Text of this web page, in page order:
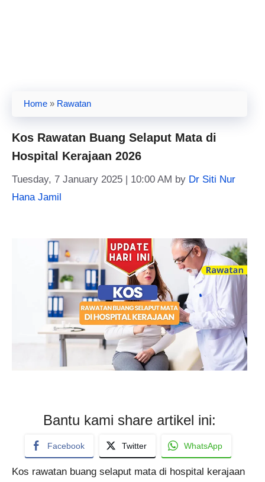
Home » Rawatan
Kos Rawatan Buang Selaput Mata di
Hospital Kerajaan 2026
Tuesday, 7 January 2025 | 10:00 AM by Dr Siti Nur
Hana Jamil
Bantu kami share artikel ini:
Facebook Twitter WhatsApp
Kos rawatan buang selaput mata di hospital kerajaan